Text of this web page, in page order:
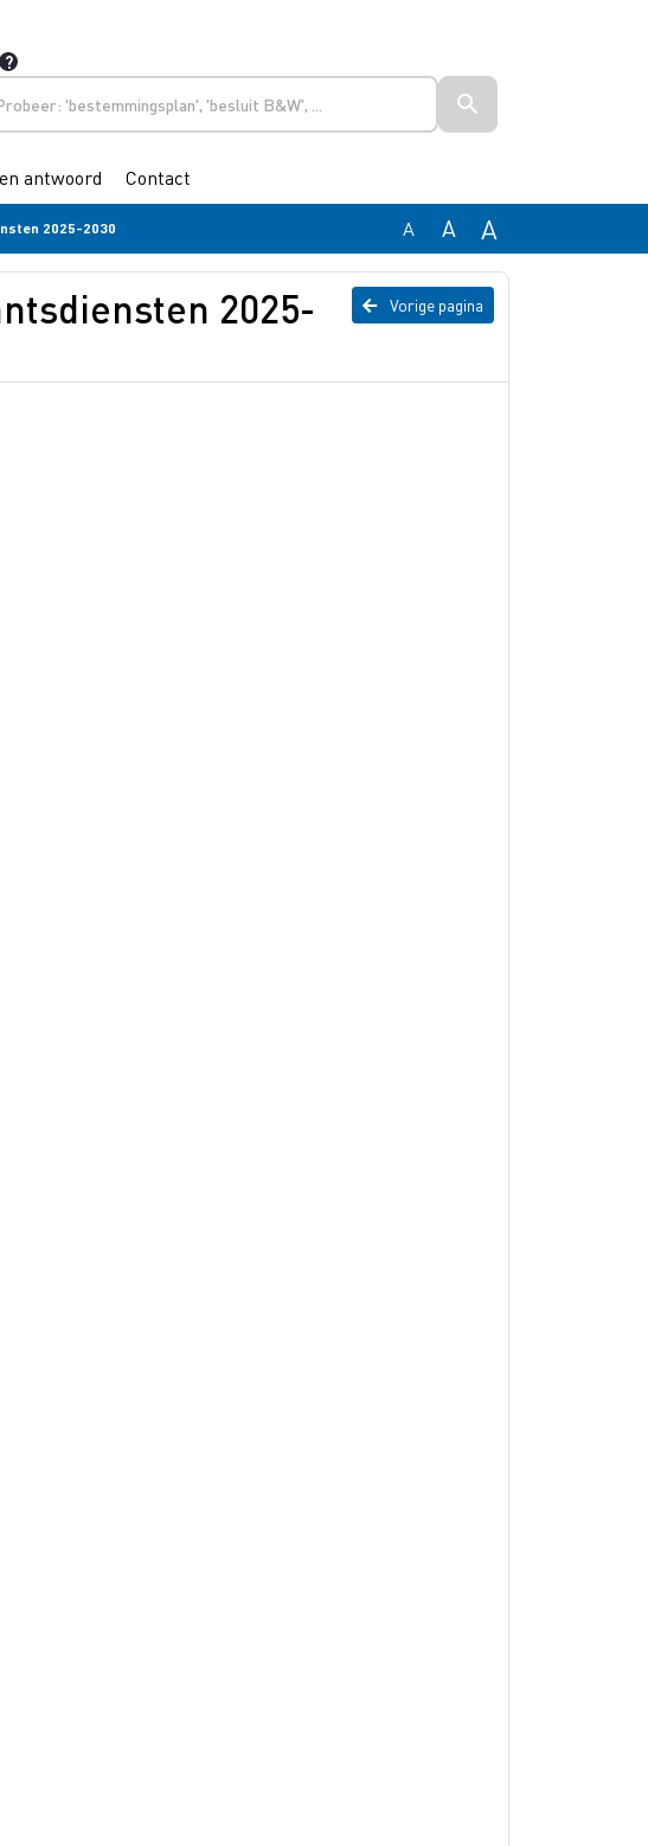
antwoord Contact
2025-2030 A A A
Vorige pagina
2025-